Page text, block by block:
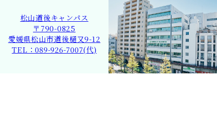
松山道後キャンパス
〒790-0825
愛媛県松山市道後樋又9-12
TEL：089-926-7007(代)